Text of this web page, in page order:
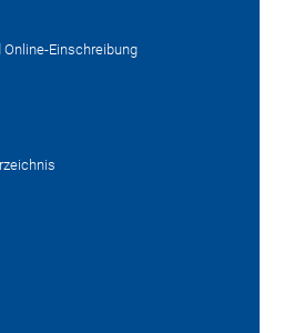
Einschreibung